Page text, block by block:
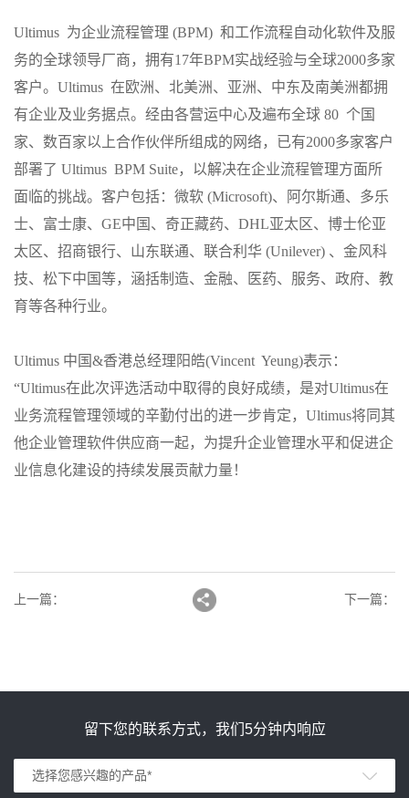
Ultimus 为企业流程管理 (BPM) 和工作流程自动化软件及服
务的全球领导厂商，拥有17年BPM实战经验与全球2000多家
客户。Ultimus 在欧洲、北美洲、亚洲、中东及南美洲都拥
有企业及业务据点。经由各营运中心及遍布全球 80 个国
家、数百家以上合作伙伴所组成的网络，已有2000多家客户
部署了 Ultimus BPM Suite，以解决在企业流程管理方面所
面临的挑战。客户包括：微软 (Microsoft)、阿尔斯通、多乐
士、富士康、GE中国、奇正藏药、DHL亚太区、博士伦亚
太区、招商银行、山东联通、联合利华 (Unilever) 、金风科
技、松下中国等，涵括制造、金融、医药、服务、政府、教
育等各种行业。
Ultimus 中国&香港总经理阳皓(Vincent Yeung)表示：
“Ultimus在此次评选活动中取得的良好成绩，是对Ultimus在
业务流程管理领域的辛勤付出的进一步肯定，Ultimus将同其
他企业管理软件供应商一起，为提升企业管理水平和促进企
业信息化建设的持续发展贡献力量！
上一篇 ： 下一篇 ：
留下您的联系方式，我们5分钟内响应